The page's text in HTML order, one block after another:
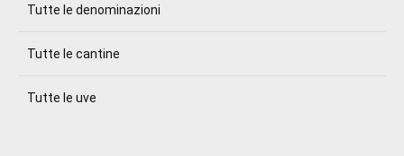
Tutte le denominazioni
Tutte le cantine
Tutte le uve